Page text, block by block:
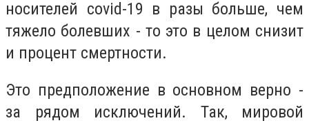
носителей covid-19 в разы больше, чем
тяжело болевших - то это в целом снизит
и процент смертности.
Это предположение в основном верно -
за рядом исключений. Так, мировой